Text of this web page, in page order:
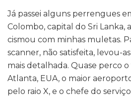
Já passei alguns perrengues
Colombo, capital do Sri Lanka,
cismou com minhas muletas.
scanner, não satisfeita, levou-
mais detalhada. Quase perco o
Atlanta, EUA, o maior
pelo raio X, e o chefe do